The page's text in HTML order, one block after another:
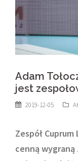
Adam
jest
2019-12-05
Zespół
cenną wygraną